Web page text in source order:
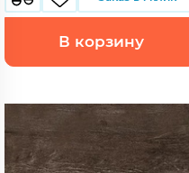
В корзину